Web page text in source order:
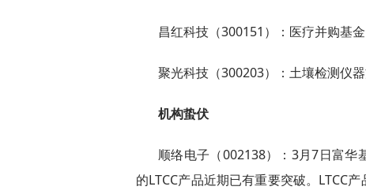
昌红科技（300151）：医疗并购基金
聚光科技（300203）：土壤检测仪器
机构蛰伏
顺络电子（002138）：3月7日富华
的LTCC产品近期已有重要突破。LTCC